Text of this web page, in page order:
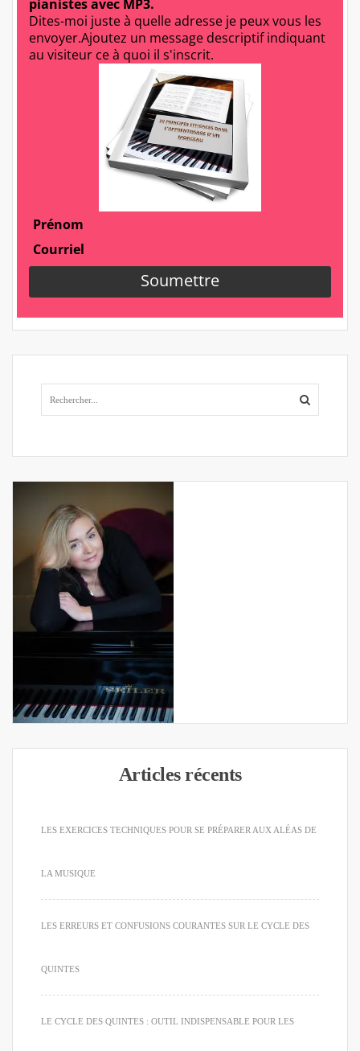
Articles récents
LES EXERCICES TECHNIQUES POUR SE PRÉPARER AUX ALÉAS DE
LA MUSIQUE
LES ERREURS ET CONFUSIONS COURANTES SUR LE CYCLE DES
QUINTES
LE CYCLE DES QUINTES : OUTIL INDISPENSABLE POUR LES